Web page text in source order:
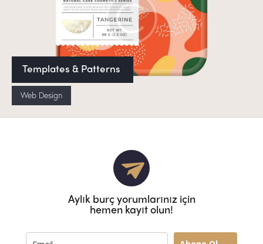
Templates & Patterns
Web Design
Aylık burç yorumlarınız için
hemen kayıt olun!